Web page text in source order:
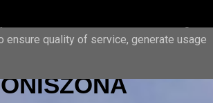
traffic. Your IP address and user-agent
ensure quality of service, generate usage